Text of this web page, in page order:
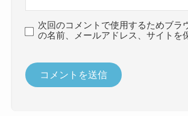
次回のコメントで使用するためブラ
の名前、メールアドレス、サイトを